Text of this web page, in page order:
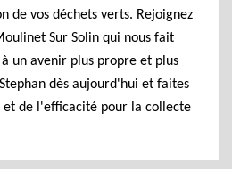
de vos déchets verts. Rejoignez
Sur Solin qui nous fait
un avenir plus propre et plus
dès aujourd'hui et faites
et de l'efficacité pour la collecte